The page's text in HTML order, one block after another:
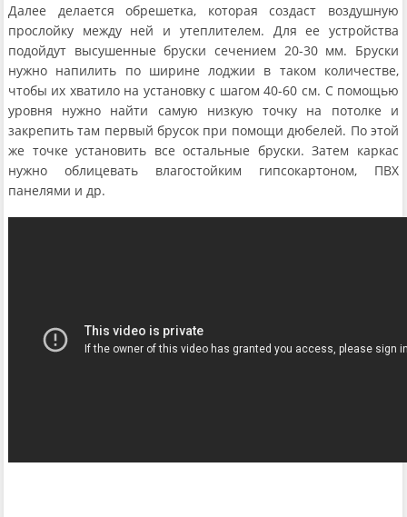
Далее делается обрешетка, которая создаст воздушную
прослойку между ней и утеплителем. Для ее устройства
подойдут высушенные бруски сечением 20-30 мм. Бруски
нужно напилить по ширине лоджии в таком количестве,
чтобы их хватило на установку с шагом 40-60 см. С помощью
уровня нужно найти самую низкую точку на потолке и
закрепить там первый брусок при помощи дюбелей. По этой
же точке установить все остальные бруски. Затем каркас
нужно облицевать влагостойким гипсокартоном, ПВХ
панелями и др.